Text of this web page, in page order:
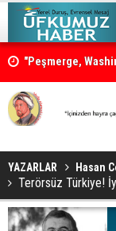
"Peşmerge,
Neçirvan Barzani:
YAZARLAR Hasan
Terörsüz Türkiye!